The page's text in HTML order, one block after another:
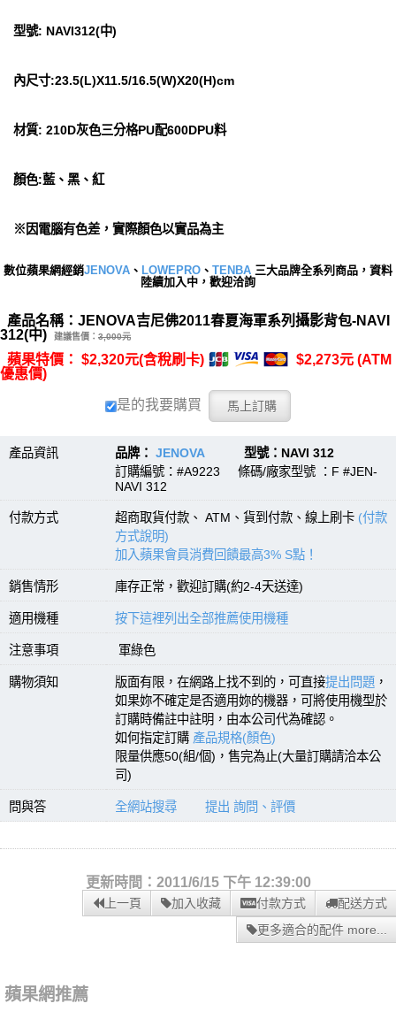
型號: NAVI312(中)
內尺寸:23.5(L)X11.5/16.5(W)X20(H)cm
材質: 210D灰色三分格PU配600DPU料
顏色:藍、黑、紅
※因電腦有色差，實際顏色以實品為主
數位蘋果網經銷JENOVA 、 LOWEPRO 、 TENBA 三大品牌全系列商品，資料
陸續加入中，歡迎洽詢
產品名稱：JENOVA吉尼佛2011春夏海軍系列攝影背包-NAVI
312(中)
建議售價： 3,000元
蘋果特價： $2,320元(含稅刷卡)
$2,273元 (ATM
優惠價)
是的我要購買
產品資訊 品牌： JENOVA 型號：NAVI 312
訂購編號：#A9223 條碼/廠家型號 ：F #JEN-
NAVI 312
付款方式 超商取貨付款、 ATM、貨到付款、線上刷卡 (付款
方式說明)
加入蘋果會員消費回饋最高3% S點！
銷售情形 庫存正常，歡迎訂購(約2-4天送達)
適用機種 按下這裡列出全部推薦使用機種
注意事項 軍綠色
購物須知 版面有限，在網路上找不到的，可直接提出問題 ，
如果妳不確定是否適用妳的機器，可將使用機型於
訂購時備註中註明，由本公司代為確認。
如何指定訂購 產品規格(顏色)
限量供應50(組/個)，售完為止(大量訂購請洽本公
司)
問與答 全網站搜尋 提出 詢問、評價
更新時間：2011/6/15 下午 12:39:00
上一頁 加入收藏 付款方式
配送方式
更多適合的配件 more...
蘋果網推薦